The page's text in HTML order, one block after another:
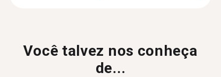
Você talvez nos conheça
de...